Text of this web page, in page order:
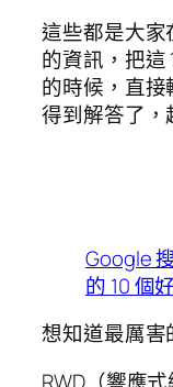
這些都是大家
的資訊，把這
的時候，直接
得到解答了，
Google
的 10 個
想知道最厲害
RWD（響應